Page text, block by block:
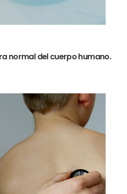
normal del cuerpo humano.